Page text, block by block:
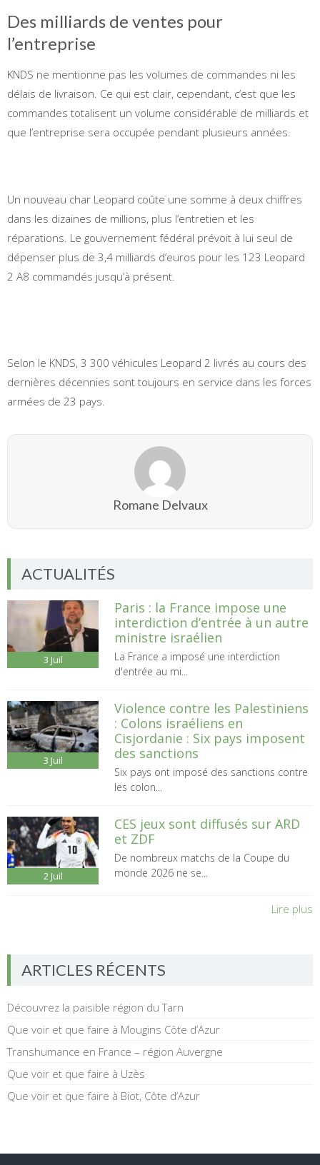
Des milliards de ventes pour
l’entreprise
KNDS ne mentionne pas les volumes de commandes ni les
délais de livraison. Ce qui est clair, cependant, c’est que les
commandes totalisent un volume considérable de milliards et
que l’entreprise sera occupée pendant plusieurs années.
Un nouveau char Leopard coûte une somme à deux chiffres
dans les dizaines de millions, plus l’entretien et les
réparations. Le gouvernement fédéral prévoit à lui seul de
dépenser plus de 3,4 milliards d’euros pour les 123 Leopard
2 A8 commandés jusqu’à présent.
Selon le KNDS, 3 300 véhicules Leopard 2 livrés au cours des
dernières décennies sont toujours en service dans les forces
armées de 23 pays.
Romane Delvaux
ACTUALITÉS
3 Juil
Paris : la France impose une
interdiction d’entrée à un autre
ministre israélien
La France a imposé une interdiction
d'entrée au mi...
3 Juil
Violence contre les Palestiniens
: Colons israéliens en
Cisjordanie : Six pays imposent
des sanctions
Six pays ont imposé des sanctions contre
les colon...
2 Juil
CES jeux sont diffusés sur ARD
et ZDF
De nombreux matchs de la Coupe du
monde 2026 ne se...
Lire plus
ARTICLES RÉCENTS
Découvrez la paisible région du Tarn
Que voir et que faire à Mougins Côte d’Azur
Transhumance en France – région Auvergne
Que voir et que faire à Uzès
Que voir et que faire à Biot, Côte d’Azur